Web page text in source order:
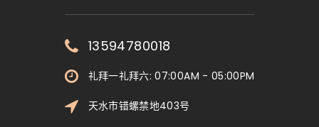
13594780018
礼拜一礼拜六: 07:00AM - 05:00PM
天水市错螺禁地403号